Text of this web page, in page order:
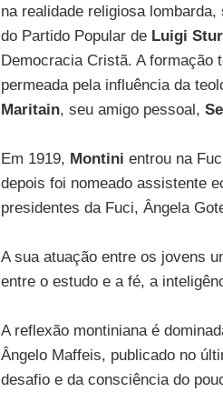
na realidade religiosa
do Partido Popular de Luigi
Democracia Cristã. A formação
permeada pela influência da
Maritain, seu amigo pessoal,
Em 1919, Montini entrou na
depois foi nomeado assistente
presidentes da Fuci, Ângela
A sua atuação entre os jovens
entre o estudo e a fé, a
A reflexão montiniana é
Ângelo Maffeis, publicado no
desafio e da consciência do